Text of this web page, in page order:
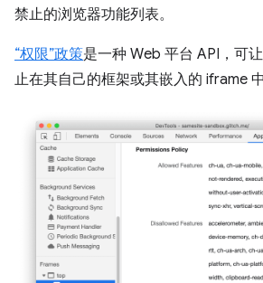
禁止的浏览器功能列表。
“权限”政策是一种 Web 平台 API，可
止在其自己的框架或其嵌入的 iframe